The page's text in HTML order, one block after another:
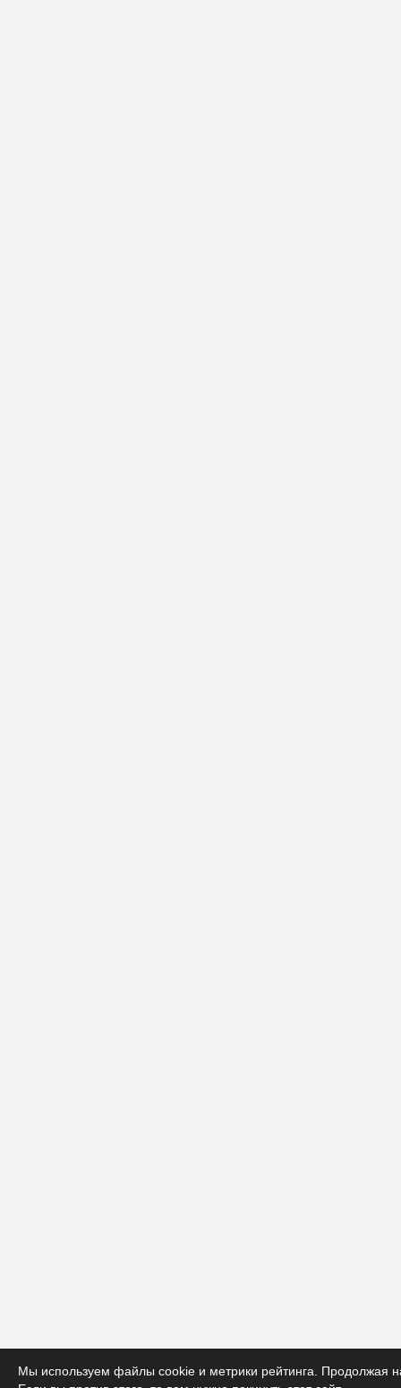
Мы используем файлы cookie и метрики рейтинга. Продолжая